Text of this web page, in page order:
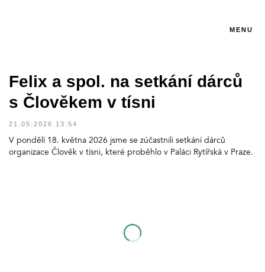
MENU
Felix a spol. na setkání dárců
s Člověkem v tísni
21.05.2026 13:54
V pondělí 18. května 2026 jsme se zúčastnili setkání dárců
organizace Člověk v tísni, které proběhlo v Paláci Rytířská v Praze.